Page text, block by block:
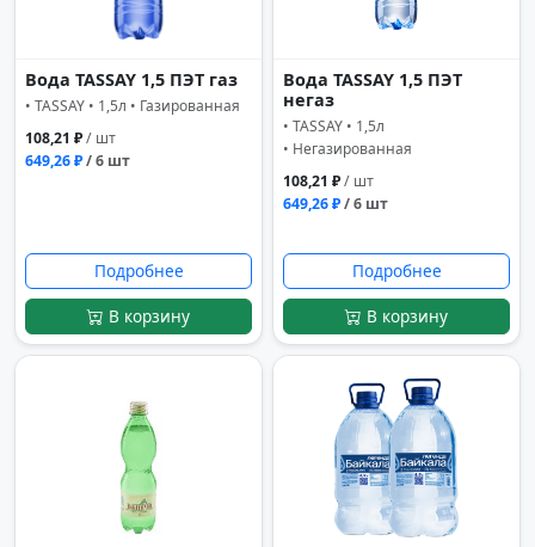
Вода TASSAY 1,5 ПЭТ газ
• TASSAY • 1,5л • Газированная
108,21 ₽/ шт
649,26 ₽/ 6 шт
Подробнее
В корзину
Вода TASSAY 1,5 ПЭТ
негаз
• TASSAY • 1,5л
• Негазированная
108,21 ₽/ шт
649,26 ₽/ 6 шт
Подробнее
В корзину